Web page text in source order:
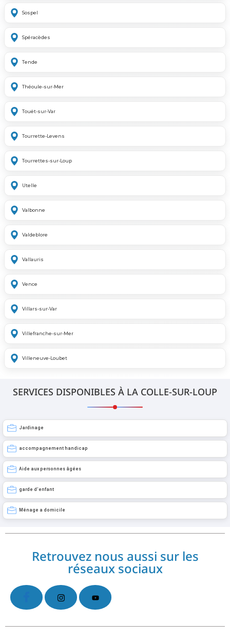
Sospel
Spéracèdes
Tende
Théoule-sur-Mer
Touët-sur-Var
Tourrette-Levens
Tourrettes-sur-Loup
Utelle
Valbonne
Valdeblore
Vallauris
Vence
Villars-sur-Var
Villefranche-sur-Mer
Villeneuve-Loubet
SERVICES DISPONIBLES À LA COLLE-SUR-LOUP
Jardinage
accompagnement handicap
Aide aux personnes âgées
garde d’enfant
Ménage a domicile
Retrouvez nous aussi sur les
réseaux sociaux